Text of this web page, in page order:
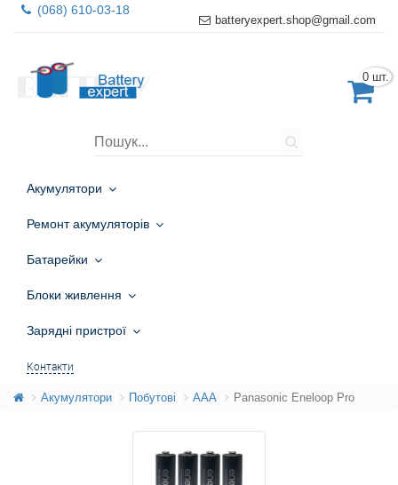
(068) 610-03-18
batteryexpert.shop@gmail.com
0 шт.
Акумулятори
Ремонт акумуляторів
Батарейки
Блоки живлення
Зарядні пристрої
Контакти
Акумулятори Побутові AAA Panasonic Eneloop Pro